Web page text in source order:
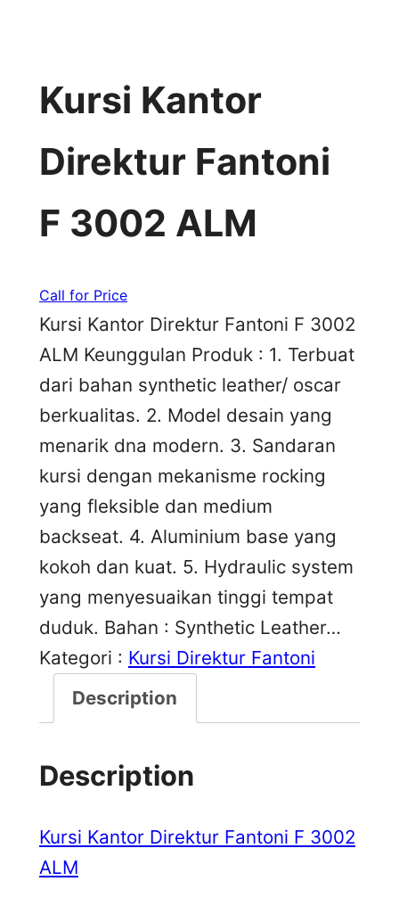
Kursi Kantor
Direktur Fantoni
F 3002 ALM
Call for Price
Kursi Kantor Direktur Fantoni F 3002
ALM Keunggulan Produk : 1. Terbuat
dari bahan synthetic leather/ oscar
berkualitas. 2. Model desain yang
menarik dna modern. 3. Sandaran
kursi dengan mekanisme rocking
yang fleksible dan medium
backseat. 4. Aluminium base yang
kokoh dan kuat. 5. Hydraulic system
yang menyesuaikan tinggi tempat
duduk. Bahan : Synthetic Leather…
Kategori : Kursi Direktur Fantoni
Description
Description
Kursi Kantor Direktur Fantoni F 3002
ALM